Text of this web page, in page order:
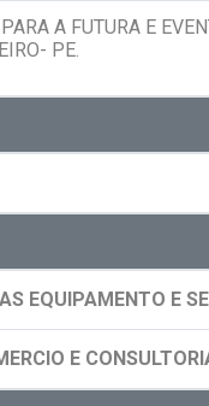
A FUTURA E
PE.
EQUIPAMENTO E
E